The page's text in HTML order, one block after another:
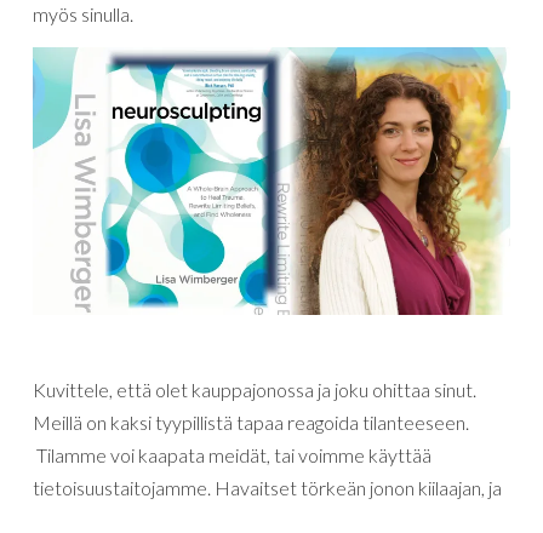
myös sinulla.
Kuvittele, että olet kauppajonossa ja joku ohittaa sinut.
Meillä on kaksi tyypillistä tapaa reagoida tilanteeseen.
Tilamme voi kaapata meidät, tai voimme käyttää
tietoisuustaitojamme. Havaitset törkeän jonon kiilaajan, ja